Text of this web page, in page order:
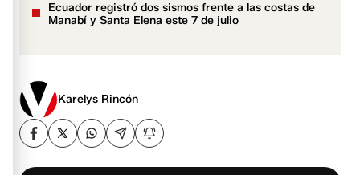
Ecuador registró dos sismos frente a las costas de
Manabí y Santa Elena este 7 de julio
Karelys Rincón